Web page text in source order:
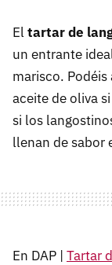
El tartar de
un entrante
marisco.
aceite de oliva
si los
llenan de sabor
En DAP | Tartar